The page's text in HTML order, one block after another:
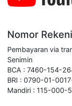
Nomor
Pembayaran via
Senimin
BCA : 7460-154-
BRI : 0790-01-
Mandiri : 115-000-